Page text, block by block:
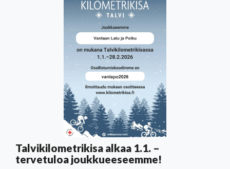
Talvikilometrikisa alkaa 1.1. –
tervetuloa joukkueeseemme!